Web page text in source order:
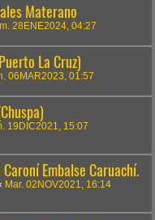
Materano
28ENE2024, 04:27
La Cruz)
06MAR2023, 01:57
19DIC2021, 15:07
Embalse Caruachí.
Mar. 02NOV2021, 16:14